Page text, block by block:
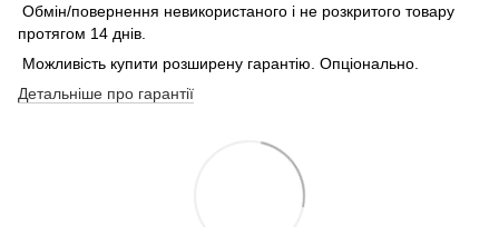
Обмін/повернення невикористаного і не розкритого товару
протягом 14 днів.
Можливість купити розширену гарантію. Опціонально.
Детальніше про гарантії